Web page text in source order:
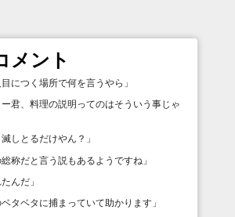
メント
につく場所で何を言うやら 」
君、料理の説明ってのはそういう事じゃ
しとるだけやん？ 」
称だと言う説もあるようですね 」
んだ 」
タベタに捕まっていて助かります 」